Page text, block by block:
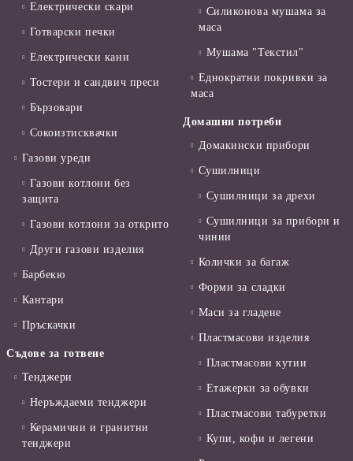
Електрически скари
Готварски печки
Електрически кани
Тостери и сандвич преси
Бързовари
Сокоизтисквачки
Газови уреди
Газови котлони без
защита
Газови котлони за открито
Други газови изделия
Барбекю
Кантари
Пръскачки
Съдове за готвене
Тенджери
Неръждаеми тенджери
Керамични и гранитни
тенджери
Силиконова мушама за
маса
Мушама "Текстил"
Еднократни покривки за
маса
Домашни потреби
Домакински прибори
Сушилници
Сушилници за дрехи
Сушилници за прибори и
чинии
Колички за багаж
Форми за сладки
Маси за гладене
Пластмасови изделия
Пластмасови кутии
Етажерки за обувки
Пластмасови табуретки
Купи, кофи и легени